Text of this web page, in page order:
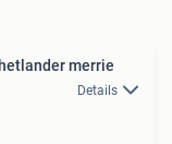
merrie
Details